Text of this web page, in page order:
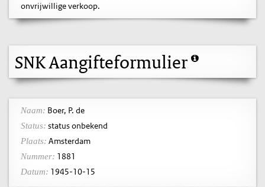
onvrijwillige verkoop.
SNK Aangifteformulier
Naam: Boer, P. de
Status: status onbekend
Plaats: Amsterdam
Nummer: 1881
Datum: 1945-10-15